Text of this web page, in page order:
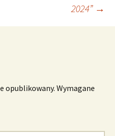
2024” →
opublikowany. Wymagane